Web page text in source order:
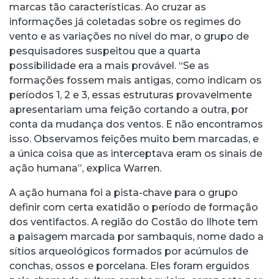
marcas tão características. Ao cruzar as
informações já coletadas sobre os regimes do
vento e as variações no nível do mar, o grupo de
pesquisadores suspeitou que a quarta
possibilidade era a mais provável. “Se as
formações fossem mais antigas, como indicam os
períodos 1, 2 e 3, essas estruturas provavelmente
apresentariam uma feição cortando a outra, por
conta da mudança dos ventos. E não encontramos
isso. Observamos feições muito bem marcadas, e
a única coisa que as interceptava eram os sinais de
ação humana”, explica Warren.
A ação humana foi a pista-chave para o grupo
definir com certa exatidão o período de formação
dos ventifactos. A região do Costão do Ilhote tem
a paisagem marcada por sambaquis, nome dado a
sítios arqueológicos formados por acúmulos de
conchas, ossos e porcelana. Eles foram erguidos